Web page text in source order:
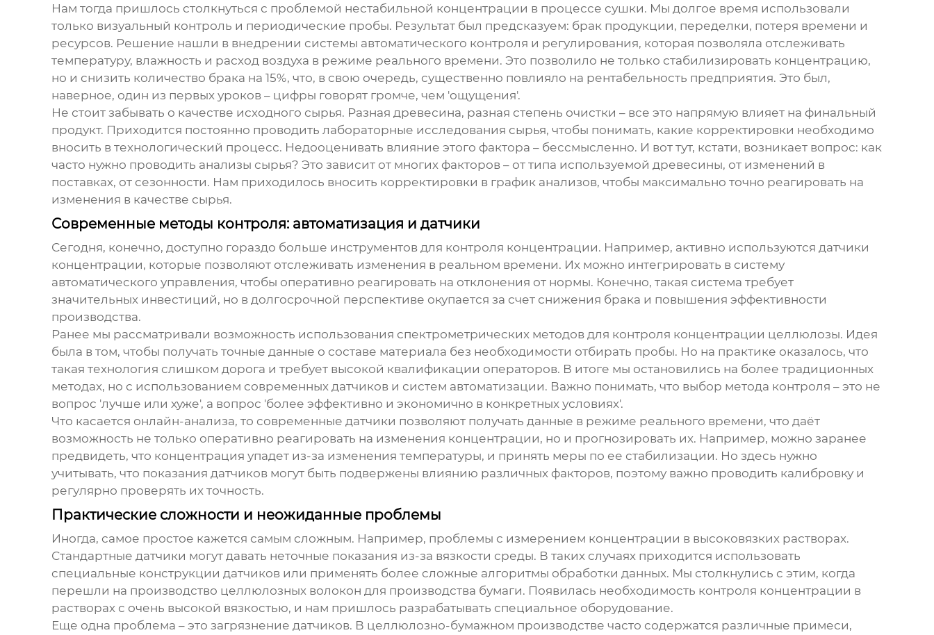
Нам тогда пришлось столкнуться с проблемой нестабильной концентрации в процессе сушки. Мы долгое время использовали
только визуальный контроль и периодические пробы. Результат был предсказуем: брак продукции, переделки, потеря времени и
ресурсов. Решение нашли в внедрении системы автоматического контроля и регулирования, которая позволяла отслеживать
температуру, влажность и расход воздуха в режиме реального времени. Это позволило не только стабилизировать концентрацию,
но и снизить количество брака на 15%, что, в свою очередь, существенно повлияло на рентабельность предприятия. Это был,
наверное, один из первых уроков – цифры говорят громче, чем 'ощущения'.
Не стоит забывать о качестве исходного сырья. Разная древесина, разная степень очистки – все это напрямую влияет на финальный
продукт. Приходится постоянно проводить лабораторные исследования сырья, чтобы понимать, какие корректировки необходимо
вносить в технологический процесс. Недооценивать влияние этого фактора – бессмысленно. И вот тут, кстати, возникает вопрос: как
часто нужно проводить анализы сырья? Это зависит от многих факторов – от типа используемой древесины, от изменений в
поставках, от сезонности. Нам приходилось вносить корректировки в график анализов, чтобы максимально точно реагировать на
изменения в качестве сырья.
Современные методы контроля: автоматизация и датчики
Сегодня, конечно, доступно гораздо больше инструментов для контроля концентрации. Например, активно используются датчики
концентрации, которые позволяют отслеживать изменения в реальном времени. Их можно интегрировать в систему
автоматического управления, чтобы оперативно реагировать на отклонения от нормы. Конечно, такая система требует
значительных инвестиций, но в долгосрочной перспективе окупается за счет снижения брака и повышения эффективности
производства.
Ранее мы рассматривали возможность использования спектрометрических методов для контроля концентрации целлюлозы. Идея
была в том, чтобы получать точные данные о составе материала без необходимости отбирать пробы. Но на практике оказалось, что
такая технология слишком дорога и требует высокой квалификации операторов. В итоге мы остановились на более традиционных
методах, но с использованием современных датчиков и систем автоматизации. Важно понимать, что выбор метода контроля – это не
вопрос 'лучше или хуже', а вопрос 'более эффективно и экономично в конкретных условиях'.
Что касается онлайн-анализа, то современные датчики позволяют получать данные в режиме реального времени, что даёт
возможность не только оперативно реагировать на изменения концентрации, но и прогнозировать их. Например, можно заранее
предвидеть, что концентрация упадет из-за изменения температуры, и принять меры по ее стабилизации. Но здесь нужно
учитывать, что показания датчиков могут быть подвержены влиянию различных факторов, поэтому важно проводить калибровку и
регулярно проверять их точность.
Практические сложности и неожиданные проблемы
Иногда, самое простое кажется самым сложным. Например, проблемы с измерением концентрации в высоковязких растворах.
Стандартные датчики могут давать неточные показания из-за вязкости среды. В таких случаях приходится использовать
специальные конструкции датчиков или применять более сложные алгоритмы обработки данных. Мы столкнулись с этим, когда
перешли на производство целлюлозных волокон для производства бумаги. Появилась необходимость контроля концентрации в
растворах с очень высокой вязкостью, и нам пришлось разрабатывать специальное оборудование.
Еще одна проблема – это загрязнение датчиков. В целлюлозно-бумажном производстве часто содержатся различные примеси,